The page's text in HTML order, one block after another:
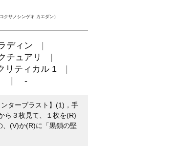
コクサノシンゲキ カエダン）
ディン
チュアリ
リティカル 1
-
ターブラスト】(1)，手
ら３枚見て、１枚を(R)
、(V)か(R)に「黒鎖の堅